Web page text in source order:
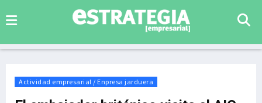
Actividad empresarial / Enpresa jarduera